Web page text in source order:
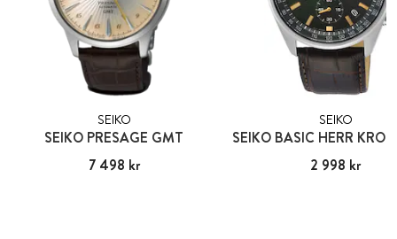
SEIKO
SEIKO PRESAGE GMT
Pris :7 498 kr
7 498 kr
SEIKO
Pris :2 998 kr
2 998 kr